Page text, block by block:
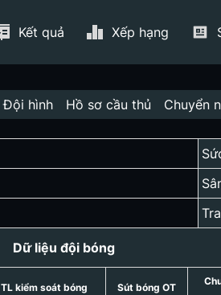
Kết quả Xếp hạng
Đội hình Hồ sơ cầu thủ Chuyển
Dữ liệu đội bóng
TL kiểm soát bóng Sút bóng OT